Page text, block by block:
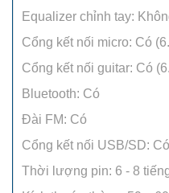
Equalizer chỉnh tay:
Cổng kết nối micro: Có
Cổng kết nối guitar: Có
Bluetooth: Có
Đài FM: Có
Cổng kết nối USB/SD: Có
Thời lượng pin: 6 - 8